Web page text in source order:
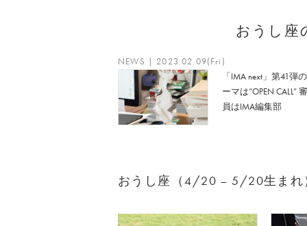
おうし座
NEWS | 2023.02.09(Fri)
「IMA next」第41弾
ーマは“OPEN CALL”
員はIMA編集部
おうし座（4/20 – 5/20生まれ